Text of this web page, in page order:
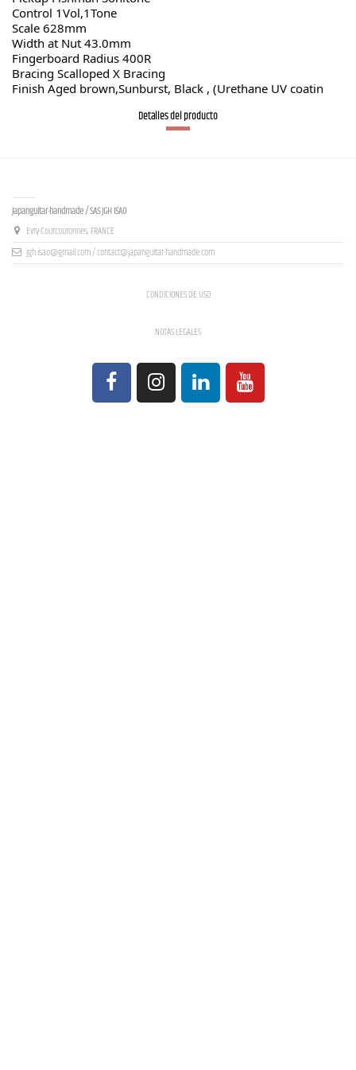
Control 1Vol,1Tone
Scale 628mm
Width at Nut 43.0mm
Fingerboard Radius 400R
Bracing Scalloped X Bracing
Finish Aged brown,Sunburst, Black , (Urethane UV coatin
Detalles del producto
Japanguitar-handmade / SAS JGH ISAO
Evry-Courcouronnes, FRANCE
jgh.isao@gmail.com / contact@japanguitar-handmade.com
CONDICIONES DE USO
NOTAS LEGALES